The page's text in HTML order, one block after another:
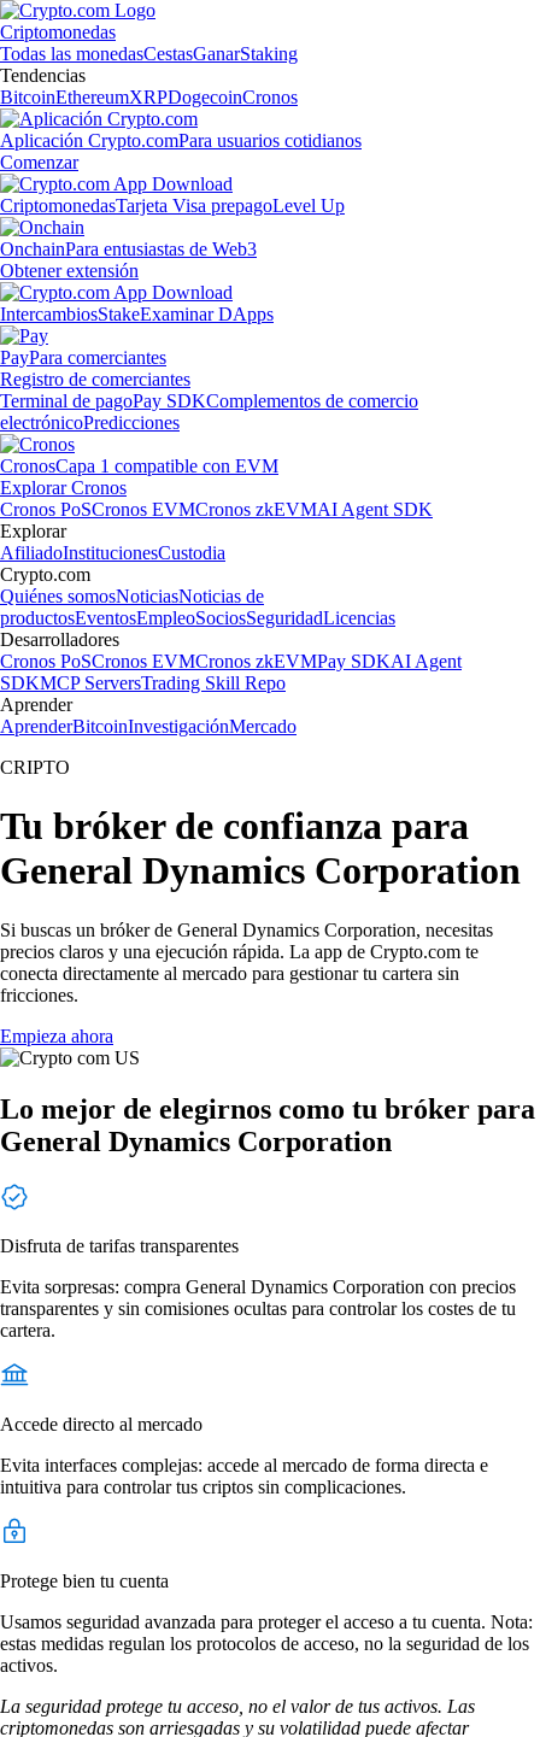
Criptomonedas
Todas las monedasCestasGanarStaking
Tendencias
BitcoinEthereumXRPDogecoinCronos
Aplicación Crypto.comPara usuarios cotidianos
Comenzar
CriptomonedasTarjeta Visa prepagoLevel Up
OnchainPara entusiastas de Web3
Obtener extensión
IntercambiosStakeExaminar DApps
PayPara comerciantes
Registro de comerciantes
Terminal de pagoPay SDKComplementos de comercio
electrónicoPredicciones
CronosCapa 1 compatible con EVM
Explorar Cronos
Cronos PoSCronos EVMCronos zkEVMAI Agent SDK
Explorar
AfiliadoInstitucionesCustodia
Crypto.com
Quiénes somosNoticiasNoticias de
productosEventosEmpleoSociosSeguridadLicencias
Desarrolladores
Cronos PoSCronos EVMCronos zkEVMPay SDKAI Agent
SDKMCP ServersTrading Skill Repo
Aprender
AprenderBitcoinInvestigaciónMercado
CRIPTO
Tu bróker de confianza para
General Dynamics Corporation
Si buscas un bróker de General Dynamics Corporation, necesitas
precios claros y una ejecución rápida. La app de Crypto.com te
conecta directamente al mercado para gestionar tu cartera sin
fricciones.
Empieza ahora
Lo mejor de elegirnos como tu bróker para
General Dynamics Corporation
Disfruta de tarifas transparentes
Evita sorpresas: compra General Dynamics Corporation con precios
transparentes y sin comisiones ocultas para controlar los costes de tu
cartera.
Accede directo al mercado
Evita interfaces complejas: accede al mercado de forma directa e
intuitiva para controlar tus criptos sin complicaciones.
Protege bien tu cuenta
Usamos seguridad avanzada para proteger el acceso a tu cuenta. Nota:
estas medidas regulan los protocolos de acceso, no la seguridad de los
activos.
La seguridad protege tu acceso, no el valor de tus activos. Las
criptomonedas son arriesgadas y su volatilidad puede afectar